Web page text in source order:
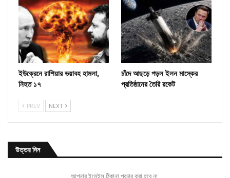
ইউক্রেনে রাশিয়ার ভয়াবহ হামলা,
নিহত ১৭
চাঁদে আছড়ে পড়ল ইলন মাস্কের
প্রতিষ্ঠানের তৈরি রকেট
PREV NEXT
উত্তর দিন